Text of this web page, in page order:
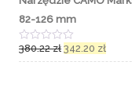
0
a
5
n
i
n
o
82-126 mm
O
c
380.22zł 342.20 zł